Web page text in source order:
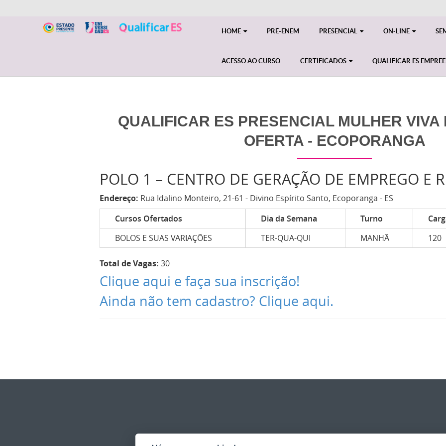
HOME PRÉ-ENEM PRESENCIAL ON-LINE
ACESSO AO CURSO CERTIFICADOS QUALIFICAR ES
QUALIFICAR ES PRESENCIAL MULHER VIVA
OFERTA - ECOPORANGA
POLO 1 – CENTRO DE GERAÇÃO DE EMPREGO E
Endereço: Rua Idalino Monteiro, 21-61 - Divino Espírito Santo, Ecoporanga - ES
Cursos Ofertados
Dia da Semana Turno
BOLOS E SUAS VARIAÇÕES
TER-QUA-QUI MANHÃ 120
Total de Vagas: 30
Clique aqui e faça sua inscrição!
Ainda não tem cadastro? Clique aqui.